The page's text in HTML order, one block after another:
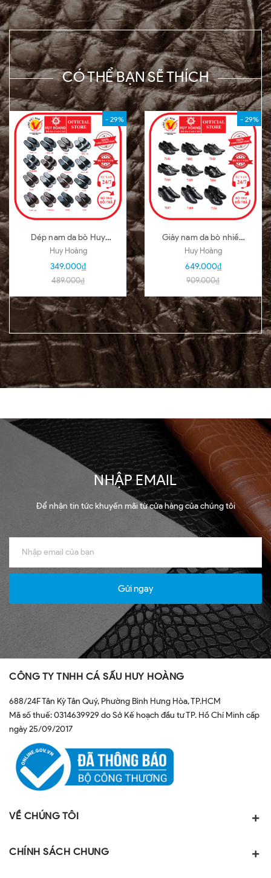
CÓ THỂ BẠN SẼ THÍCH
- 29%
Dép nam da bò Huy
Hoàng nhiều loại nhiều
màu HD7140-51
Huy Hoàng
349.000₫
489.000₫
- 29%
Giày nam da bò nhiều
loại màu đen HD7101-
02-03-04-05-06-07-
09-16
Huy Hoàng
649.000₫
909.000₫
NHẬP EMAIL
Để nhận tin tức khuyến mãi từ cửa hàng của chúng tôi
Gửi ngay
CÔNG TY TNHH CÁ SẤU HUY HOÀNG
688/24F Tân Kỳ Tân Quý, Phường Bình Hưng Hòa, TP.HCM
Mã số thuế: 0314639929 do Sở Kế hoạch đầu tư TP. Hồ Chí Minh cấp
ngày 25/09/2017
VỀ CHÚNG TÔI
CHÍNH SÁCH CHUNG